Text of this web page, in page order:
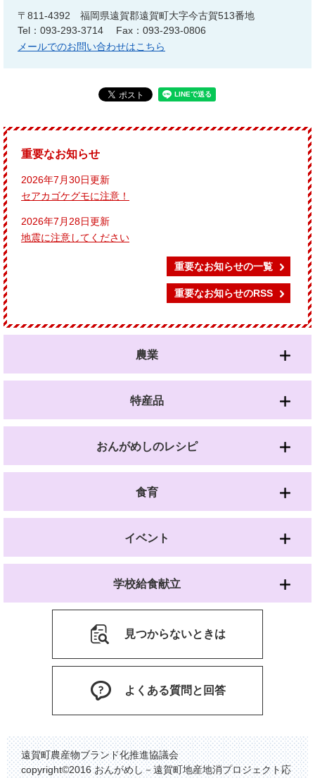
〒811-4392
福岡県遠賀郡遠賀町大字今古賀513番地
Tel：093-293-3714
Fax：093-293-0806
メールでのお問い合わせはこちら
重要なお知らせ
2026年7月30日更新
セアカゴケグモに注意！
2026年7月28日更新
地震に注意してください
重要なお知らせの一覧
重要なお知らせのRSS
農業
特産品
おんがめしのレシピ
食育
イベント
学校給食献立
見つからないときは
よくある質問と回答
遠賀町農産物ブランド化推進協議会
copyright©2016 おんがめし－遠賀町地産地消プロジェクト応